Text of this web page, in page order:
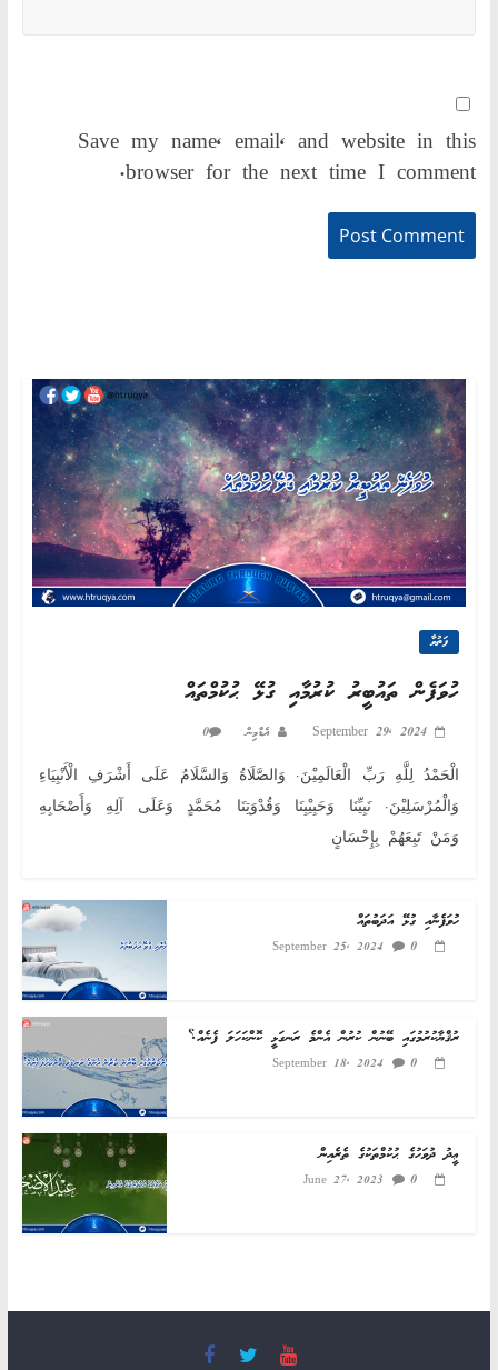
Save my name, email, and website in this
browser for the next time I comment.
ފަތުވާ
ހުވަފެން ތައުބީރު ކުރުމާއި ގުޅޭ ޙުކުމްތައް
September 29, 2024 އެޑްމިން 0
الْحَمْدُ لِلَّهِ رَبِّ الْعَالَمِيْنَ. وَالصَّلَاةُ وَالسَّلَامُ عَلَى أَشْرَفِ الْأَنْبِيَاءِ
وَالْمُرْسَلِيْنَ. نَبِيِّنَا وَحَبِيْبِنَا وَقُدْوَتِنَا مُحَمَّدٍ وَعَلَى آلِهِ وَأَصْحَابِهِ
وَمَنْ تَبِعَهُمْ بِإِحْسَانٍ
ހުވަފެނާއި ގުޅޭ އަދަބުތައް
September 25, 2024 0
ރުޤްޔާކުރުމުގައި ބޭނުން ކުރުން އެންމެ ރަނގަޅީ ކޮންކަހަލަ ފެނެއް؟
September 18, 2024 0
ޢީދު ދުވަހުގެ ޙުކުމްތަކުގެ ތެރެއިން
June 27, 2023 0